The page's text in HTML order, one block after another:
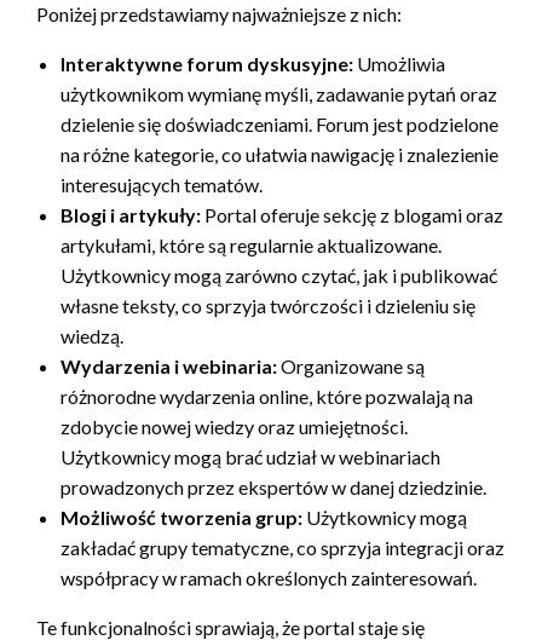
Poniżej przedstawiamy najważniejsze z nich:
Interaktywne forum dyskusyjne: Umożliwia
użytkownikom wymianę myśli, zadawanie pytań oraz
dzielenie się doświadczeniami. Forum jest podzielone
na różne kategorie, co ułatwia nawigację i znalezienie
interesujących tematów.
Blogi i artykuły: Portal oferuje sekcję z blogami oraz
artykułami, które są regularnie aktualizowane.
Użytkownicy mogą zarówno czytać, jak i publikować
własne teksty, co sprzyja twórczości i dzieleniu się
wiedzą.
Wydarzenia i webinaria:Organizowane są
różnorodne wydarzenia online, które pozwalają na
zdobycie nowej wiedzy oraz umiejętności.
Użytkownicy mogą brać udział w webinariach
prowadzonych przez ekspertów w danej dziedzinie.
Możliwość tworzenia grup: Użytkownicy mogą
zakładać grupy tematyczne, co sprzyja integracji oraz
współpracy w ramach określonych zainteresowań.
Te funkcjonalności sprawiają, że portal staje się